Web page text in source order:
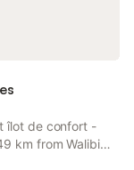
îlot de confort -
km from Walibi
This